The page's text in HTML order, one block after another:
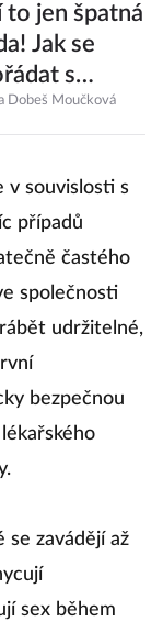
to jen špatná
Jak se
s
během
Dobeš Moučková
v souvislosti s
případů
častého
společnosti
udržitelné,
bezpečnou
se zavádějí až
sex během